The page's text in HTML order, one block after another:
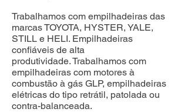
Trabalhamos com empilhadeiras das
marcas TOYOTA, HYSTER, YALE,
STILL e HELI. Empilhadeiras
confiáveis de alta
produtividade.Trabalhamos com
empilhadeiras com motores à
combustão à gás GLP, empilhadeiras
elétricas do tipo retrátil, patolada ou
contra-balanceada.